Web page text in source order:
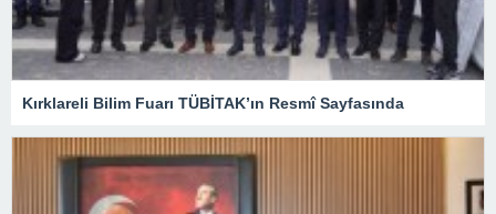
Kırklareli Bilim Fuarı TÜBİTAK’ın Resmî Sayfasında